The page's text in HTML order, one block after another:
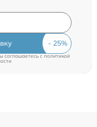
соглашаетесь cполитикой